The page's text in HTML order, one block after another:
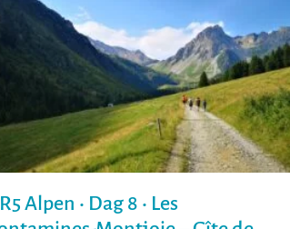
Alpen • Dag 8 • Les